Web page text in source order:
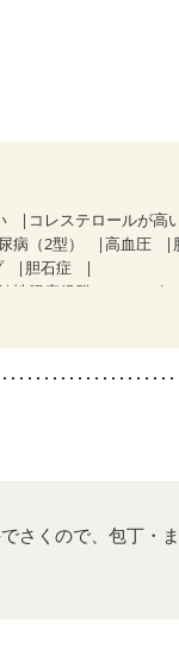
コレステロールが高
病（2型） 高血圧
胆石症
性腸症候群（IBS）
さくので、包丁・